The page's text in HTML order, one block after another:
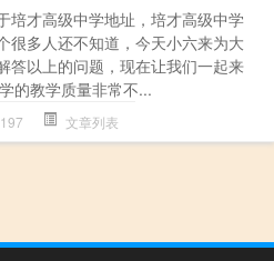
培才高级中学地址，培才高级中学
很多人还不知道，今天小六来为大
答以上的问题，现在让我们一起来
的教学质量非常不...
197 文章列表